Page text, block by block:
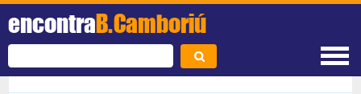
encontraB.Camboriú